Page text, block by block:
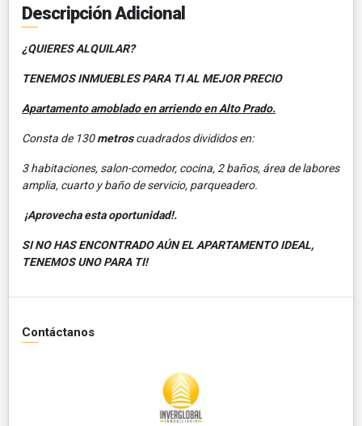
Descripción Adicional
¿QUIERES ALQUILAR?
TENEMOS INMUEBLES PARA TI AL MEJOR PRECIO
Apartamento amoblado en arriendo en Alto Prado.
Consta de 130metroscuadrados divididos en:
3 habitaciones, salon-comedor, cocina, 2 baños, área de labores
amplia, cuarto y baño de servicio, parqueadero.
¡Aprovecha esta oportunidad!.
SI NO HAS ENCONTRADO AÚN EL APARTAMENTO IDEAL,
TENEMOS UNO PARA TI!
Contáctanos